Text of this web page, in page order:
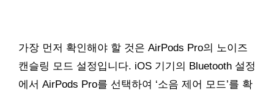
가장 먼저 확인해야 할 것은 AirPods Pro의 노이즈
캔슬링 모드 설정입니다. iOS 기기의 Bluetooth 설정
에서 AirPods Pro를 선택하여 ‘소음 제어 모드’를 확